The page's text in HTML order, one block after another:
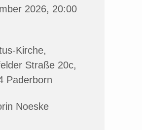
2026, 20:00
Kirche,
Straße 20c,
Paderborn
Noeske